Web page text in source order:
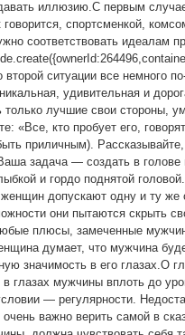
иллюзию.С первым
спортсменкой,
соответствовать идеалам
ситуации все немного
удивительная и
только лучшие свои стороны,
«Все, кто пробует его,
приличным).
задача — создать в
и гордо поднятой
допускают одну и ту же
они пытаются скрыть
плюсы, замеченные
думает, что мужчина
значимость в его глазах.О
в глазах мужчины вплоть до
— регулярности.
важно верить самой в